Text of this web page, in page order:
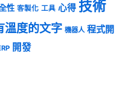
性 客製化 工具 心得 技術
溫度的文字 機器人 程式開
開發